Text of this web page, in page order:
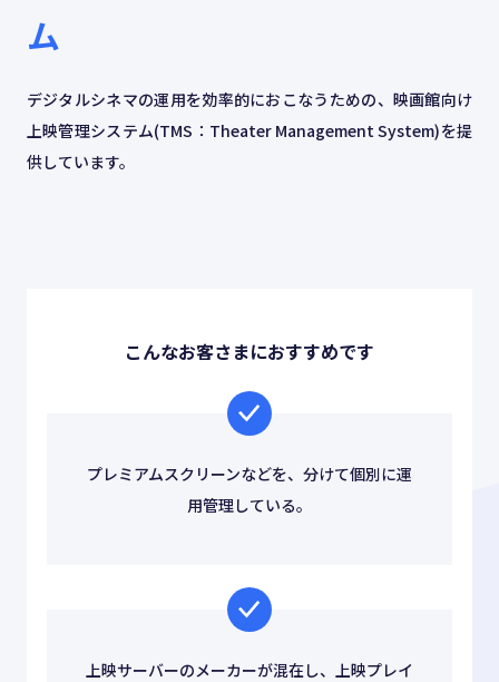
TOPICS
トピックス
資料請求・お問い合わせ
ム
デジタルシネマの運用を効率的におこなうための、映画館向け
上映管理システム(TMS：Theater Management System)を提
供しています。
こんなお客さまにおすすめです
プレミアムスクリーンなどを、分けて個別に運
用管理している。
上映サーバーのメーカーが混在し、上映プレイ